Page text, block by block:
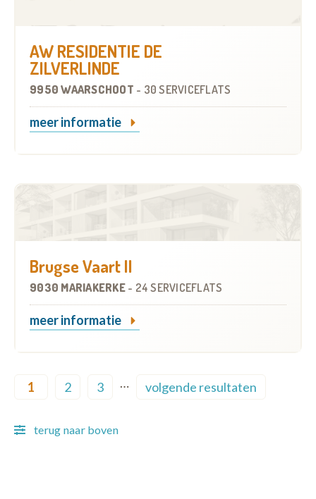
AW RESIDENTIE DE
ZILVERLINDE
9950 WAARSCHOOT - 30 SERVICEFLATS
meer informatie
Brugse Vaart II
9030 MARIAKERKE - 24 SERVICEFLATS
meer informatie
1 2 3
…
volgende resultaten
terug naar boven